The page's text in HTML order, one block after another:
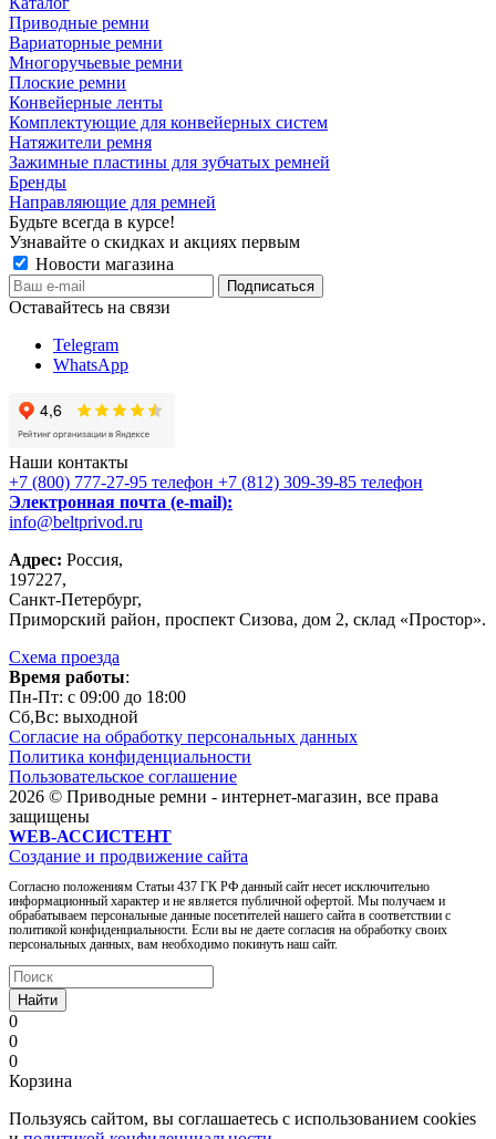
Приводные ремни
Вариаторные ремни
Многоручьевые ремни
Плоские ремни
Конвейерные ленты
Комплектующие для конвейерных систем
Натяжители ремня
Зажимные пластины для зубчатых ремней
Бренды
Направляющие для ремней
Будьте всегда в курсе!
Узнавайте о скидках и акциях первым
Новости магазина
Оставайтесь на связи
Telegram
WhatsApp
Наши контакты
+7 (800) 777-27-95 телефон +7 (812) 309-39-85 телефон
Электронная почта (e-mail):
info@beltprivod.ru
Адрес: Россия,
197227,
Санкт-Петербург,
Приморский район, проспект Сизова, дом 2, склад «Простор».
Схема проезда
Время работы:
Пн-Пт: c 09:00 до 18:00
Сб,Вc: выходной
Согласие на обработку персональных данных
Политика конфиденциальности
Пользовательское соглашение
2026 © Приводные ремни - интернет-магазин, все права
защищены
WEB-АССИСТЕНТ
Создание и продвижение сайта
Согласно положениям Статьи 437 ГК РФ данный сайт несет исключительно
информационный характер и не является публичной офертой. Мы получаем и
обрабатываем персональные данные посетителей нашего сайта в соответствии с
политикой конфиденциальности. Если вы не даете согласия на обработку своих
персональных данных, вам необходимо покинуть наш сайт.
Найти
0
0
0
Корзина
Пользуясь сайтом, вы соглашаетесь с использованием cookies